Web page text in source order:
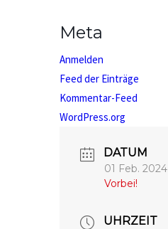
Meta
Anmelden
Feed der Einträge
Kommentar-Feed
WordPress.org
DATUM
01 Feb. 2024
Vorbei!
UHRZEIT